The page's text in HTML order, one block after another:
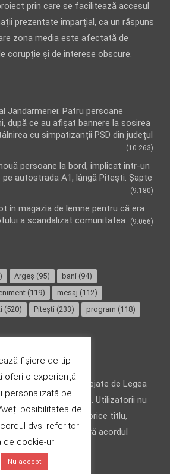
prin care se facilitează accesul
prezentate imparțial, ca un răspuns
zona media este afectată de
corupție și de interese obscure.
Jandarmeriei: Patru persoane
după ce au afișat bannere la sosirea
cu simpatizanții PSD din județul
(10.263)
persoane la bord, implicat într-un
autostrada A1, lângă Pitești. Șapte
(9.180)
în magazia de lemne pentru că era
a scandalizat comunitatea
(9.066)
Argeș (95) bani (94)
(119) mesaj (112)
(520) Pitești (233) program (118)
acestuia, sunt protejate de Legea
România (nr. 8/1996). Utilizatorii nu
ori transfera cu orice titlu,
sau integral), fără acordul
fișiere de tip
oferi o experiență
personalizată pe
posibilitatea de
dvs. referitor
de cookie-uri
Nu accept